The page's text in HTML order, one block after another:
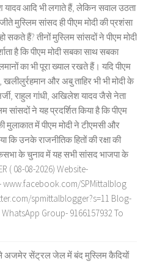
आदि भी लगाते हैं, लेकिन सवाल उठता
मुस्लिम सांसद ही पीएम मोदी की प्रशंसा
सकते हैं? तीनों मुस्लिम सांसदों ने पीएम मोदी
है कि पीएम मोदी सबका साथ सबका
का भी पूरा ख्याल रखते हैं। यदि पीएम
खलीलुर्रहमान और अबु ताहिर भी भी मोदी के
राहुल गांधी, अखिलेश यादव जैसे नेता
ने यह प्रदर्शित किया है कि पीएम
मुलाकात में पीएम मोदी ने टीएमसी और
कि उनके राजनीतिक हितों की रक्षा की
के चुनाव में यह सभी सांसद भाजपा के
( 08-08-2026) Website-
www.facebook.com/SPMittalblog
spmittalblogger?s=11 Blog-
Group- 9166157932 To
अजमेर सेंट्रल जेल में बंद मुस्लिम कैदियों